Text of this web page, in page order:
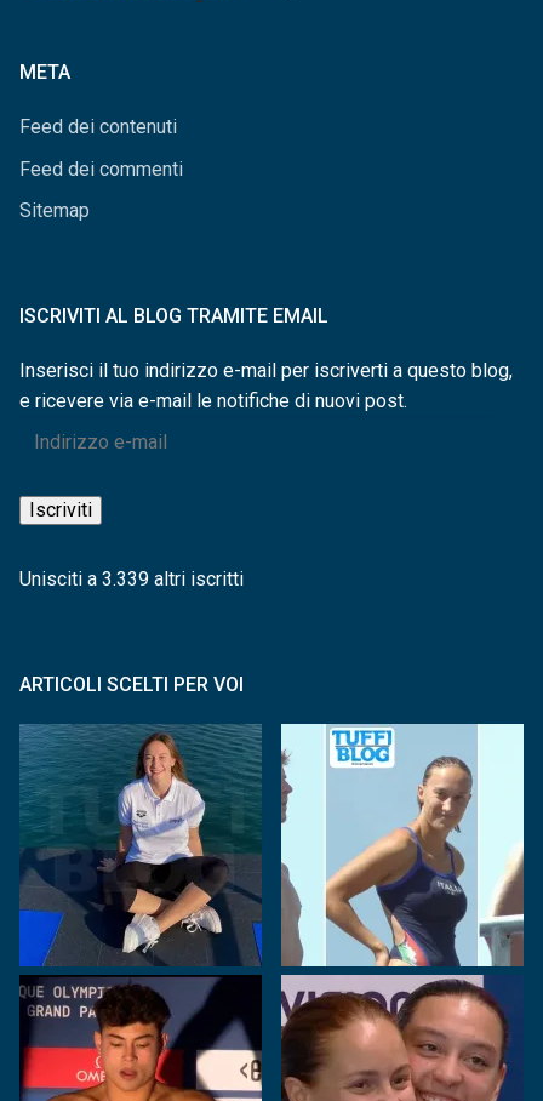
META
Feed dei contenuti
Feed dei commenti
Sitemap
ISCRIVITI AL BLOG TRAMITE EMAIL
Inserisci il tuo indirizzo e-mail per iscriverti a questo blog,
e ricevere via e-mail le notifiche di nuovi post.
Indirizzo
mail
Iscriviti
Unisciti a 3.339 altri iscritti
ARTICOLI SCELTI PER VOI